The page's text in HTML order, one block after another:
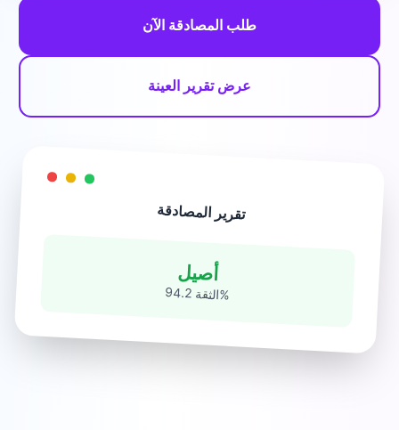
طلب المصادقة الآن
عرض تقرير العينة
تقرير المصادقة
أصيل
الثقة 94.2 %